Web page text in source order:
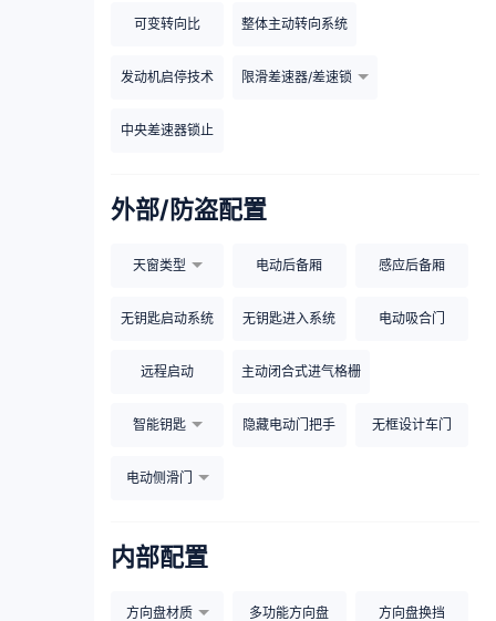
可变转向比 整体主动转向系统
发动机启停技术 限滑差速器/差速锁
中央差速器锁止
外部/防盗配置
天窗类型 电动后备厢 感应后备厢
无钥匙启动系统 无钥匙进入系统 电动吸合门
远程启动 主动闭合式进气格栅
智能钥匙 隐藏电动门把手 无框设计车门
电动侧滑门
内部配置
方向盘材质 多功能方向盘 方向盘换挡